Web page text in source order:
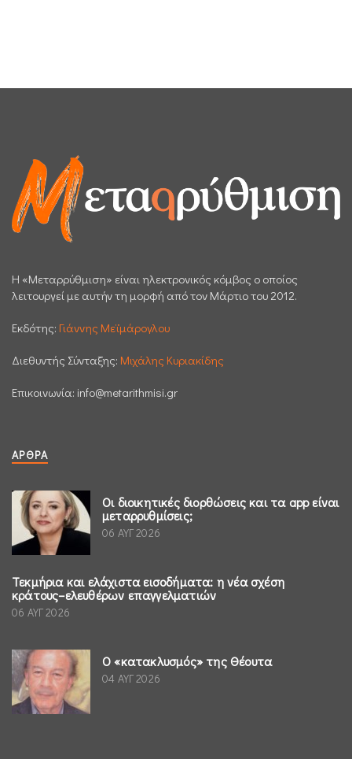
H «Μεταρρύθμιση» είναι ηλεκτρονικός κόμβος ο οποίος
λειτουργεί με αυτήν τη μορφή από τον Μάρτιο του 2012.
Εκδότης: Γιάννης Μεϊμάρογλου
Διεθυντής Σύνταξης: Μιχάλης Κυριακίδης
Επικοινωνία: info@metarithmisi.gr
ΆΡΘΡΑ
Οι διοικητικές διορθώσεις και τα app είναι
μεταρρυθμίσεις;
06 ΑΥΓ 2026
Τεκμήρια και ελάχιστα εισοδήματα: η νέα σχέση
κράτους–ελευθέρων επαγγελματιών
06 ΑΥΓ 2026
Ο «κατακλυσμός» της Θέουτα
04 ΑΥΓ 2026